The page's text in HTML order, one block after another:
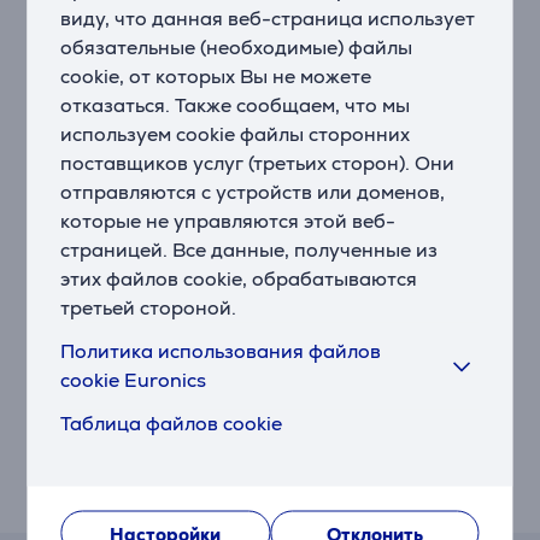
виду, что данная веб-страница использует
обязательные (необходимые) файлы
cookie, от которых Вы не можете
отказаться. Также сообщаем, что мы
используем cookie файлы сторонних
поставщиков услуг (третьих сторон). Они
отправляются с устройств или доменов,
которые не управляются этой веб-
страницей. Все данные, полученные из
этих файлов cookie, обрабатываются
третьей стороной.
Политика использования файлов
cookie Euronics
Таблица файлов cookie
Насторойки
Отклонить
Удобное хранение
Посуду Tefal Ingenio с съемной ручкой удобно
хранить. Просто помещайте сковородки или
кастрюли друг в друга и экономьте много места на
Индикатор Thermo-Signal®
Индикатор Thermo-Signal® становится полностью
красным, когда сковорода или кастрюля достигает
идеальной температуры для начала приготовления,
гарантируя превосходное качество обжарки,
текстуру, цвет и вкус. Сочные блюда каждый день!
Исключительная долговечность
Продукция Ingenio изготовлена ​​из материалов,
устойчивых к ржавчине и повреждениям.
Специальное покрытие предотвращает прилипание